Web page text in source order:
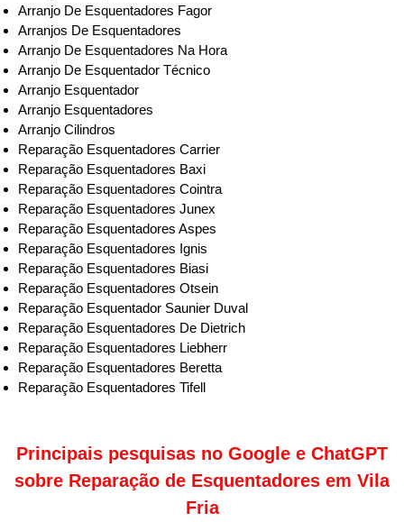
Arranjo De Esquentadores Fagor
Arranjos De Esquentadores
Arranjo De Esquentadores Na Hora
Arranjo De Esquentador Técnico
Arranjo Esquentador
Arranjo Esquentadores
Arranjo Cilindros
Reparação Esquentadores Carrier
Reparação Esquentadores Baxi
Reparação Esquentadores Cointra
Reparação Esquentadores Junex
Reparação Esquentadores Aspes
Reparação Esquentadores Ignis
Reparação Esquentadores Biasi
Reparação Esquentadores Otsein
Reparação Esquentador Saunier Duval
Reparação Esquentadores De Dietrich
Reparação Esquentadores Liebherr
Reparação Esquentadores Beretta
Reparação Esquentadores Tifell
Principais pesquisas no Google e ChatGPT
sobre Reparação de Esquentadores em Vila
Fria